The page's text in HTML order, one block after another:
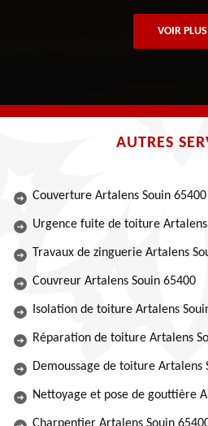
VOIR PLUS
AUTRES
Couverture Artalens Souin 65400
Urgence fuite de toiture Artalens
Travaux de zinguerie Artalens
Couvreur Artalens Souin 65400
Isolation de toiture Artalens
Réparation de toiture Artalens
Demoussage de toiture Artalens
Nettoyage et pose de gouttière